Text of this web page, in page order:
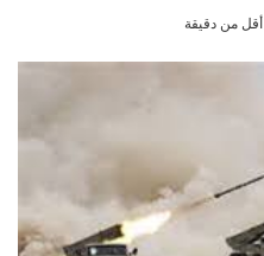
أقل من دقيقة